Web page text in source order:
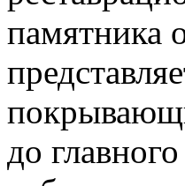
памятника
до